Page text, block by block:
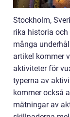
Stockholm,
rika historia
många
artikel kommer
aktiviteter för
typerna av
kommer också
mätningar av